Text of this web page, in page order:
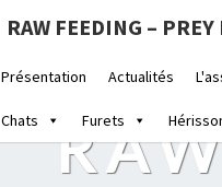
RAW FEEDING –
Présentation Actualités
Chats Furets